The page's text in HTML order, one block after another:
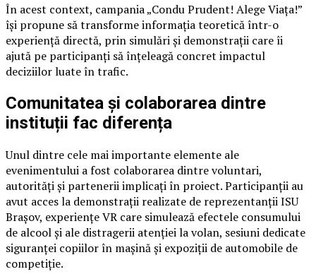
În acest context, campania „Condu Prudent! Alege Viața!”
își propune să transforme informația teoretică într-o
experiență directă, prin simulări și demonstrații care îi
ajută pe participanți să înțeleagă concret impactul
deciziilor luate în trafic.
Comunitatea și colaborarea dintre
instituții fac diferența
Unul dintre cele mai importante elemente ale
evenimentului a fost colaborarea dintre voluntari,
autorități și partenerii implicați în proiect. Participanții au
avut acces la demonstrații realizate de reprezentanții ISU
Brașov, experiențe VR care simulează efectele consumului
de alcool și ale distragerii atenției la volan, sesiuni dedicate
siguranței copiilor în mașină și expoziții de automobile de
competiție.